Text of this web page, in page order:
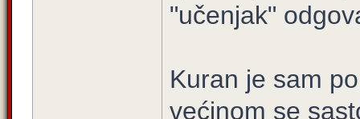
"učenjak"
Kuran je sam
većinom se